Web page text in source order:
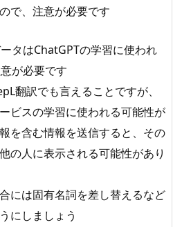
で、注意が必要です
タはChatGPTの学習に使われ
が必要です
翻訳でも言えることですが、
ビスの学習に使われる可能性が
を含む情報を送信すると、その
の人に表示される可能性があり
には固有名詞を差し替えるなど
にしましょう